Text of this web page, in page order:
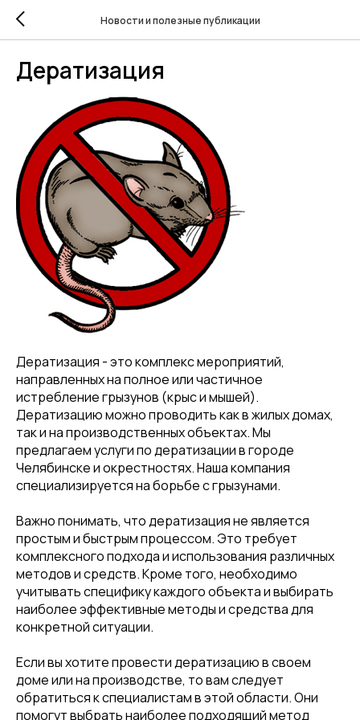
Новости и полезные публикации
Дератизация
Дератизация - это комплекс мероприятий,
направленных на полное или частичное
истребление грызунов (крыс и мышей).
Дератизацию можно проводить как в жилых домах,
так и на производственных объектах. Мы
предлагаем услуги по дератизации в городе
Челябинске и окрестностях. Наша компания
специализируется на борьбе с грызунами.
Важно понимать, что дератизация не является
простым и быстрым процессом. Это требует
комплексного подхода и использования различных
методов и средств. Кроме того, необходимо
учитывать специфику каждого объекта и выбирать
наиболее эффективные методы и средства для
конкретной ситуации.
Если вы хотите провести дератизацию в своем
доме или на производстве, то вам следует
обратиться к специалистам в этой области. Они
помогут выбрать наиболее подходящий метод